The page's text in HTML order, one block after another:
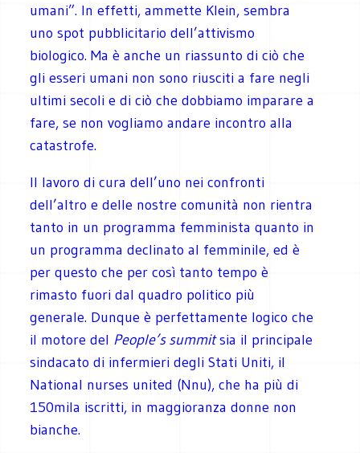
umani”. In effetti, ammette Klein, sembra
uno spot pubblicitario dell’attivismo
biologico. Ma è anche un riassunto di ciò che
gli esseri umani non sono riusciti a fare negli
ultimi secoli e di ciò che dobbiamo imparare a
fare, se non vogliamo andare incontro alla
catastrofe.
Il lavoro di cura dell’uno nei confronti
dell’altro e delle nostre comunità non rientra
tanto in un programma femminista quanto in
un programma declinato al femminile, ed è
per questo che per così tanto tempo è
rimasto fuori dal quadro politico più
generale. Dunque è perfettamente logico che
il motore del People’s summitsia il principale
sindacato di infermieri degli Stati Uniti, il
National nurses united (Nnu), che ha più di
150mila iscritti, in maggioranza donne non
bianche.